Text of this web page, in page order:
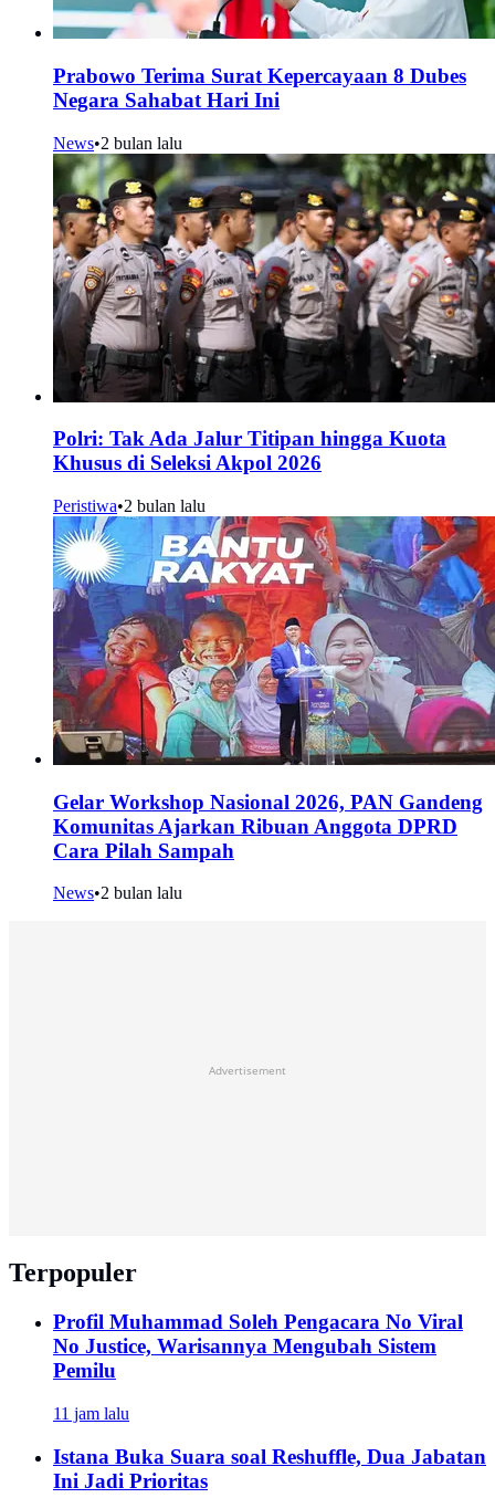
Prabowo Terima Surat Kepercayaan 8 Dubes
Negara Sahabat Hari Ini
News•2 bulan lalu
Polri: Tak Ada Jalur Titipan hingga Kuota
Khusus di Seleksi Akpol 2026
Peristiwa•2 bulan lalu
Gelar Workshop Nasional 2026, PAN Gandeng
Komunitas Ajarkan Ribuan Anggota DPRD
Cara Pilah Sampah
News•2 bulan lalu
Advertisement
Terpopuler
Profil Muhammad Soleh Pengacara No Viral
No Justice, Warisannya Mengubah Sistem
Pemilu
11 jam lalu
Istana Buka Suara soal Reshuffle, Dua Jabatan
Ini Jadi Prioritas